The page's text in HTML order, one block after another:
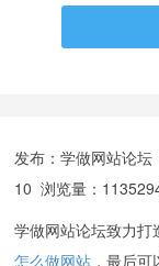
发布：学做网站论坛
10 浏览量：
学做网站论坛致力
怎么做网站 ，最后可